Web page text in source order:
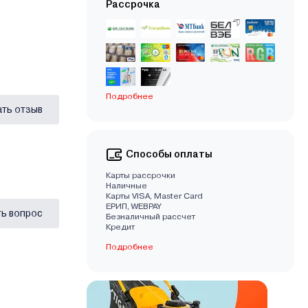
отзыв
вопрос
Рассрочка
Подробнее
Способы оплаты
Карты рассрочки
Наличные
Карты VISA, Master Card
EРИП, WEBPAY
Безналичный рассчет
Кредит
Подробнее